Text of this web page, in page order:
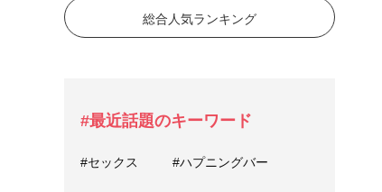
総合人気ランキング
#最近話題のキーワード
#セックス #ハプニングバー